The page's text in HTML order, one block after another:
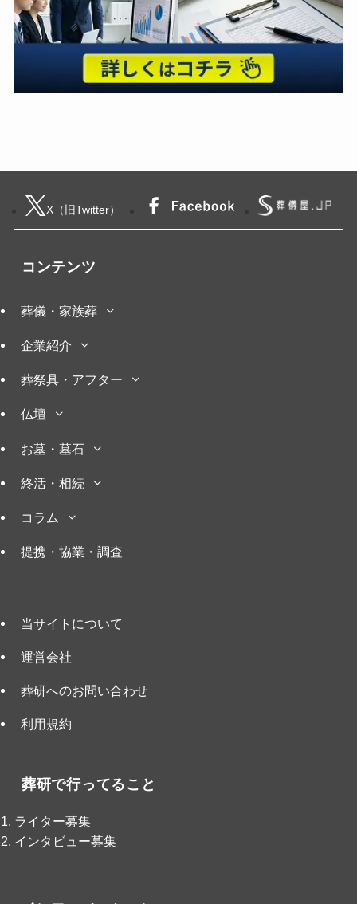
X（旧Twitter）
コンテンツ
葬儀・家族葬
企業紹介
葬祭具・アフター
仏壇
お墓・墓石
終活・相続
コラム
提携・協業・調査
当サイトについて
運営会社
葬研へのお問い合わせ
利用規約
葬研で行ってること
ライター募集
インタビュー募集